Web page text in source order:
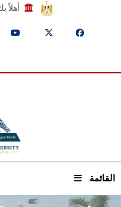
القائمة